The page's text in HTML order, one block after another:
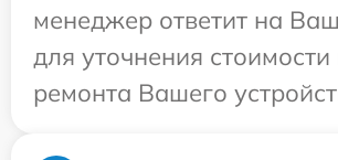
менеджер ответит на
для уточнения
ремонта Вашего